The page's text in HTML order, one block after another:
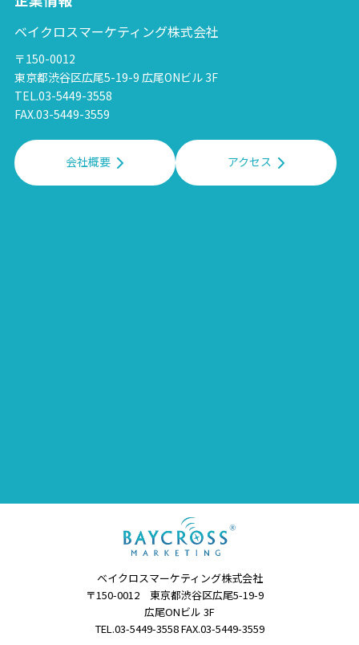
ベイクロスマーケティング株式会社
〒150-0012
東京都渋谷区広尾5-19-9 広尾ONビル 3F
TEL.03-5449-3558
FAX.03-5449-3559
会社概要 アクセス
ベイクロスマーケティング株式会社
〒150-0012 東京都渋谷区広尾5-19-9
広尾ONビル 3F
TEL.03-5449-3558 FAX.03-5449-3559